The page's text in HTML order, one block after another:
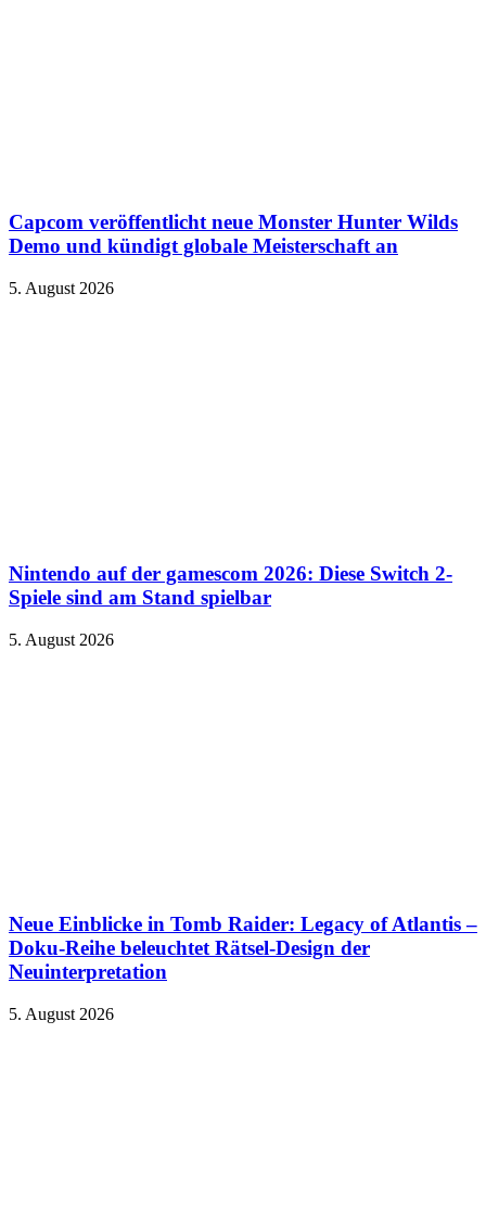
Capcom veröffentlicht neue Monster Hunter Wilds
Demo und kündigt globale Meisterschaft an
5. August 2026
Nintendo auf der gamescom 2026: Diese Switch 2-
Spiele sind am Stand spielbar
5. August 2026
Neue Einblicke in Tomb Raider: Legacy of Atlantis –
Doku-Reihe beleuchtet Rätsel-Design der
Neuinterpretation
5. August 2026